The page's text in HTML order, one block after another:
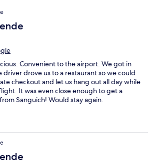
Convenient to the airport. We got in
driver drove us to a restaurant so we could
checkout and let us hang out all day while
It was even close enough to get a
Sanguich! Would stay again.